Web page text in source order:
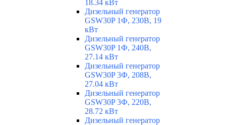
18.34 кВт
Дизельный генератор
GSW30P 1Ф, 230В, 19
кВт
Дизельный генератор
GSW30P 1Ф, 240В,
27.14 кВт
Дизельный генератор
GSW30P 3Ф, 208В,
27.04 кВт
Дизельный генератор
GSW30P 3Ф, 220В,
28.72 кВт
Дизельный генератор